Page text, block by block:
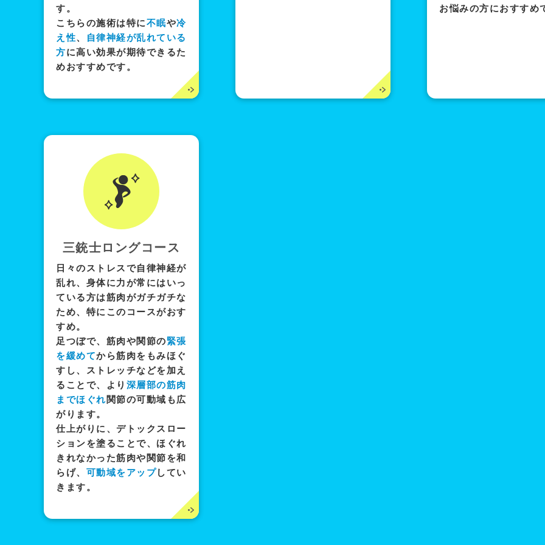
す。
こちらの施術は特に不眠や冷
え性、
自律神経が乱れている
方に高い効果が期待できるた
めおすすめです。
お悩みの方におすすめ
三銃士ロングコース
日々のストレスで自律神経が
乱れ、身体に力が常にはいっ
ている方は筋肉がガチガチな
ため、特にこのコースがおす
すめ。
足つぼで、筋肉や関節の緊張
を緩めてから筋肉をもみほぐ
すし、ストレッチなどを加え
ることで、より 深層部の筋肉
までほぐれ関節の可動域も広
がります。
仕上がりに、デトックスロー
ションを塗ることで、ほぐれ
きれなかった筋肉や関節を和
らげ、 可動域をアップしてい
きます。